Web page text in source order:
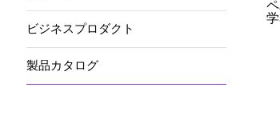
ビジネスプロダクト
製品カタログ